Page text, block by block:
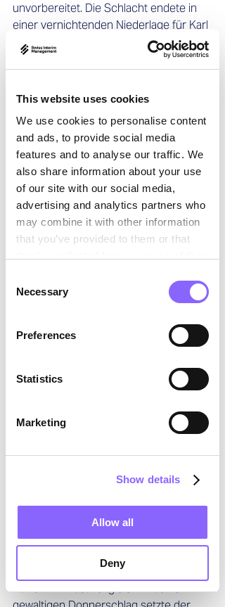
This website uses cookies
We use cookies to personalise content
and ads, to provide social media
features and to analyse our traffic. We
also share information about your use
of our site with our social media,
advertising and analytics partners who
may combine it with other information
that you’ve provided to them or that
Selection
Necessary
Preferences
Statistics
Marketing
Show details
Allow all
Deny
unvorbereitet. Die Schlacht endete in
einer vernichtenden Niederlage für Karl
den Kühnen.
Zurück in der Gegenwart schlenderten
Altstadt Murtens. Nebenbei erfuhren
Rathausgasse als « Elefantengasse»
bezeichnet wird. Da das historische
Ereignis aus dem Jahr 1866 für einen
entlaufenen Zirkuselefanten nicht
vorteilhaft endete, verzichten wir an
dieser Stelle lieber auf die Auflösung
der Geschichte. Dafür verriet uns
Daniel, dass er fast 20 Jahre als
freiwilliger Feuerwehrmann bei der
Programmpunkt:
Die Location war ein ehemaliges Hotel
Gartengrundstück. Alles für einen
entspannten Grillnachmittag war bereit:
kalte Getränke, Salate, Grillgut. Das
und sollte sich bald in eine kräftige Glut
verwandeln, als sich der Himmel über
uns bedenklich verdunkelte. Da die
Temperaturen noch angenehm warm
Szenario zunächst.
Kawumm – fast zeitgleich mit einem